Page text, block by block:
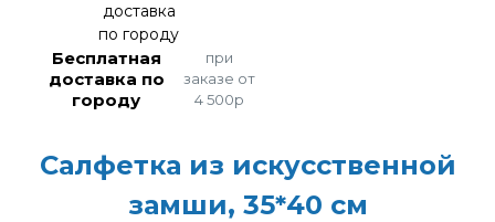
Бесплатная
доставка по
городу
при
заказе от
4 500р
Салфетка из искусственной
замши, 35*40 см